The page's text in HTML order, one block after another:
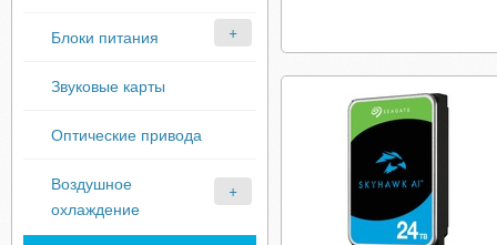
Блоки питания
Звуковые карты
Оптические привода
Воздушное
охлаждение